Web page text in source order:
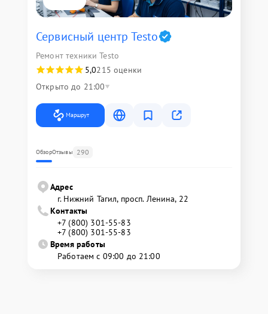
Сервисный центр Testo
Ремонт техники Testo
5,0215 оценки
Открыто до 21:00
Маршрут
ОбзорОтзывы 290
Адрес
г. Нижний Тагил, просп. Ленина, 22
Контакты
+7 (800) 301-55-83
+7 (800) 301-55-83
Время работы
Работаем с 09:00 до 21:00